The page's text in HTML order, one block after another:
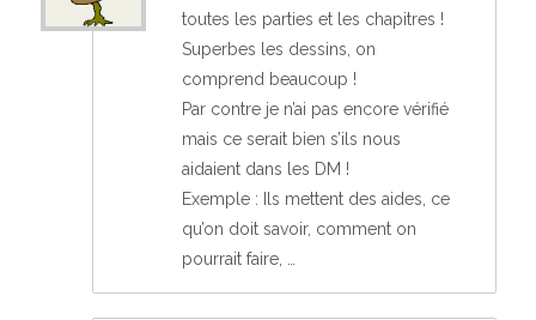
toutes les parties et les chapitres !
Superbes les dessins, on
comprend beaucoup !
Par contre je n’ai pas encore vérifié
mais ce serait bien s’ils nous
aidaient dans les DM !
Exemple : Ils mettent des aides, ce
qu’on doit savoir, comment on
pourrait faire, …